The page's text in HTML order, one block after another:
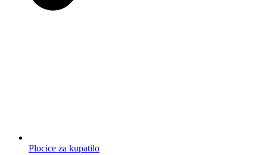
Plocice za kupatilo